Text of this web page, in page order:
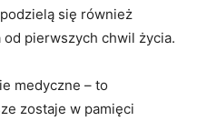
się również
pierwszych chwil życia.
medyczne – to
zostaje w pamięci